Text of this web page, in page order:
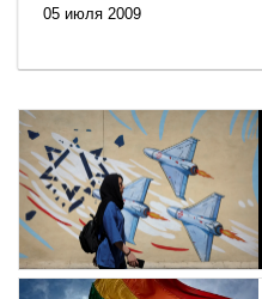
05 июля 2009